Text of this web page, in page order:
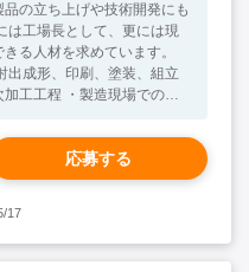
の立ち上げや技術開発にも
は工場長として、更には現
る人材を求めています。
成形、印刷、塗装、組立
工工程 ・製造現場での各
おける技術指導 ・成形機の
ラー品の分析、改善策考案
要件を満たしている方） ・
応募する
17